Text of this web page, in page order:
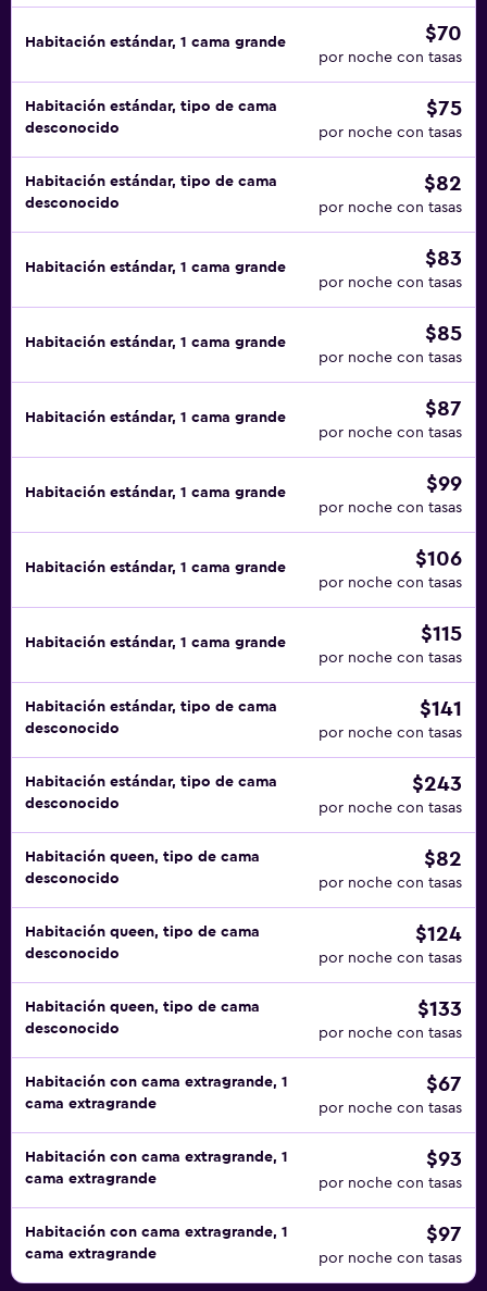
Habitación estándar, 1 cama grande $70
por noche con tasas
Habitación estándar, tipo de cama
desconocido
$75
por noche con tasas
Habitación estándar, tipo de cama
desconocido
$82
por noche con tasas
Habitación estándar, 1 cama grande $83
por noche con tasas
Habitación estándar, 1 cama grande $85
por noche con tasas
Habitación estándar, 1 cama grande $87
por noche con tasas
Habitación estándar, 1 cama grande $99
por noche con tasas
Habitación estándar, 1 cama grande $106
por noche con tasas
Habitación estándar, 1 cama grande $115
por noche con tasas
Habitación estándar, tipo de cama
desconocido
$141
por noche con tasas
Habitación estándar, tipo de cama
desconocido
$243
por noche con tasas
Habitación queen, tipo de cama
desconocido
$82
por noche con tasas
Habitación queen, tipo de cama
desconocido
$124
por noche con tasas
Habitación queen, tipo de cama
desconocido
$133
por noche con tasas
Habitación con cama extragrande, 1
cama extragrande
$67
por noche con tasas
Habitación con cama extragrande, 1
cama extragrande
$93
por noche con tasas
Habitación con cama extragrande, 1
cama extragrande
$97
por noche con tasas